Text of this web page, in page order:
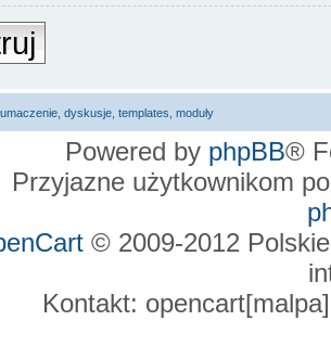
dyskusje, templates, moduły
Powered by phpBB®
Przyjazne użytkownikom
© 2009-2012
Kontakt: